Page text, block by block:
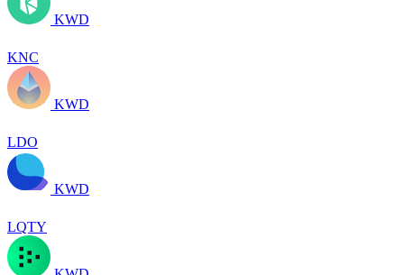
KWD
KNC
KWD
LDO
KWD
LQTY